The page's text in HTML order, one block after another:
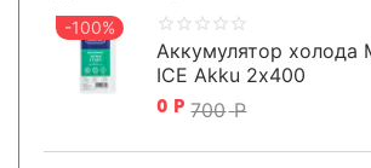
Задать параметры
-100%
Аккумулятор холода
ICE Akku 2х400
0 Р 700 Р